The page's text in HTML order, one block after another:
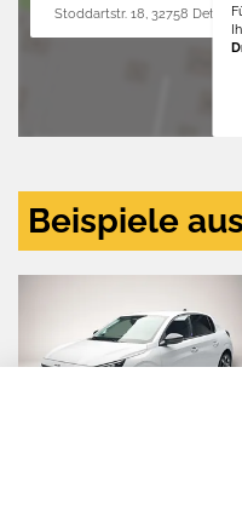
Stoddartstr. 18, 32758
Beispiele